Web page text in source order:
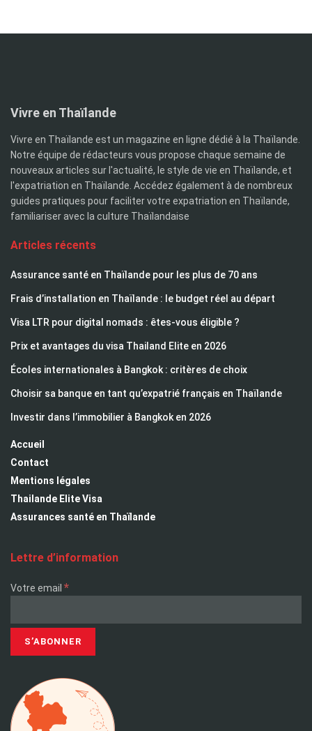
Vivre en Thaïlande
Vivre en Thaïlande est un magazine en ligne dédié à la Thaïlande.
Notre équipe de rédacteurs vous propose chaque semaine de
nouveaux articles sur l'actualité, le style de vie en Thaïlande, et
l'expatriation en Thaïlande. Accédez également à de nombreux
guides pratiques pour faciliter votre expatriation en Thaïlande,
familiariser avec la culture Thaïlandaise
Articles récents
Assurance santé en Thaïlande pour les plus de 70 ans
Frais d’installation en Thaïlande : le budget réel au départ
Visa LTR pour digital nomads : êtes-vous éligible ?
Prix et avantages du visa Thailand Elite en 2026
Écoles internationales à Bangkok : critères de choix
Choisir sa banque en tant qu’expatrié français en Thaïlande
Investir dans l’immobilier à Bangkok en 2026
Accueil
Contact
Mentions légales
Thailande Elite Visa
Assurances santé en Thaïlande
Lettre d’information
Votre email *